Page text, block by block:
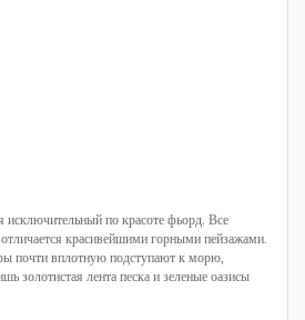
исключительный по красоте фьорд. Все
красивейшими горными пейзажами.
почти вплотную подступают к морю,
золотистая лента песка и зеленые оазисы